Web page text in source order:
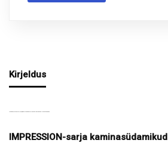
Kirjeldus
IMPRESSION-sarja kaminasüdamikud